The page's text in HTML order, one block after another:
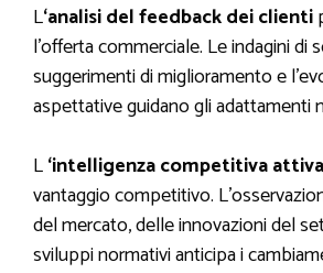
L‘analisi del feedback dei clienti
l’offerta commerciale. Le indagini di
suggerimenti di miglioramento e
aspettative guidano gli adattamenti
L‘intelligenza competitiva attiva
vantaggio competitivo.
del mercato, delle innovazioni del
sviluppi normativi anticipa i